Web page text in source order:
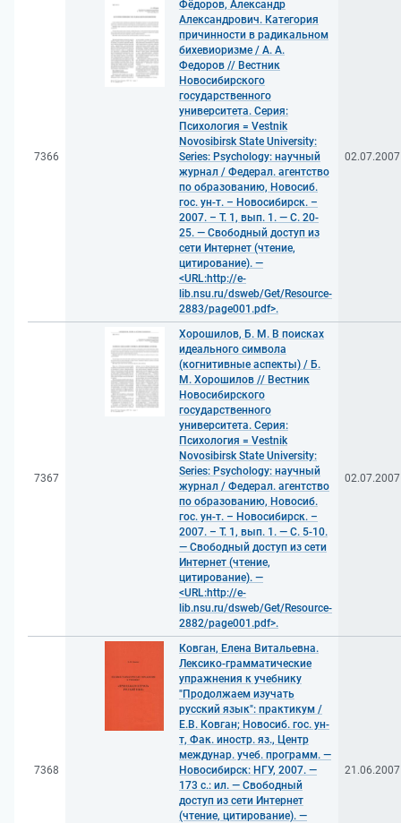
7366
Фёдоров, Александр
Александрович. Категория
причинности в радикальном
бихевиоризме / А. А.
Федоров // Вестник
Новосибирского
государственного
университета. Серия:
Психология = Vestnik
Novosibirsk State University:
Series: Psychology: научный
журнал / Федерал. агентство
по образованию, Новосиб.
гос. ун-т. – Новосибирск. –
2007. – Т. 1, вып. 1. — С. 20-
25. — Свободный доступ из
сети Интернет (чтение,
цитирование). —
<URL:http://e-
lib.nsu.ru/dsweb/Get/Resource-
2883/page001.pdf>.
02.07.2007
7367
Хорошилов, Б. М. В поисках
идеального символа
(когнитивные аспекты) / Б.
М. Хорошилов // Вестник
Новосибирского
государственного
университета. Серия:
Психология = Vestnik
Novosibirsk State University:
Series: Psychology: научный
журнал / Федерал. агентство
по образованию, Новосиб.
гос. ун-т. – Новосибирск. –
2007. – Т. 1, вып. 1. — С. 5-10.
— Свободный доступ из сети
Интернет (чтение,
цитирование). —
<URL:http://e-
lib.nsu.ru/dsweb/Get/Resource-
2882/page001.pdf>.
02.07.2007
7368
Ковган, Елена Витальевна.
Лексико-грамматические
упражнения к учебнику
"Продолжаем изучать
русский язык": практикум /
Е.В. Ковган; Новосиб. гос. ун-
т, Фак. иностр. яз., Центр
междунар. учеб. программ. —
Новосибирск: НГУ, 2007. —
173 с.: ил. — Свободный
доступ из сети Интернет
(чтение, цитирование). —
21.06.2007